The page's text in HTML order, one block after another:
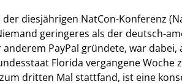
der diesjährigen NatCon-Konferenz
geringeres als der deutsch-
PayPal gründete, war dabei,
Florida vergangene
dritten Mal stattfand, ist eine